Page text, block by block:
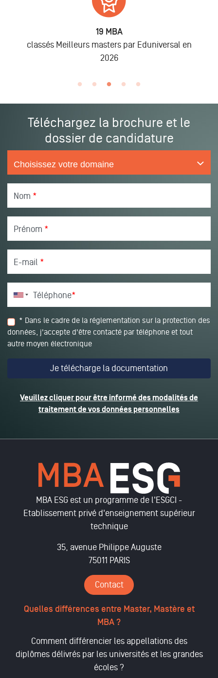
6 875Alumni
lors des promo 2019 à 2025
Téléchargez la brochure et le
dossier de candidature
Nom *
Prénom *
E-mail *
Téléphone*
* Dans le cadre de la réglementation sur la protection des
données, j'accepte d'être contacté par téléphone et tout
autre moyen électronique
Veuillez cliquer pour être informé des modalités de
traitement de vos données personnelles
MBA ESG est un programme de l'ESGCI -
Etablissement privé d'enseignement supérieur
technique
35, avenue Philippe Auguste
75011 PARIS
Contact
Quelles différences entre Master, Mastère et
MBA ?
Comment différencier les appellations des
diplômes délivrés par les universités et les grandes
écoles ?